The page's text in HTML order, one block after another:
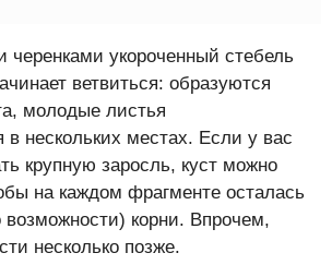
черенками укороченный стебель
ветвиться: образуются
молодые листья
в нескольких местах. Если у вас
крупную заросль, куст можно
на каждом фрагменте осталась
возможности) корни. Впрочем,
несколько позже.